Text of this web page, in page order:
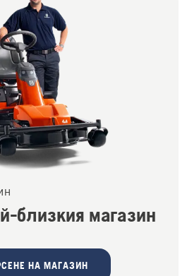
близкия магазин
НА МАГАЗИН